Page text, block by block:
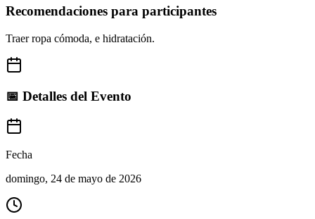
Recomendaciones para participantes
Traer ropa cómoda, e hidratación.
📅 Detalles del Evento
Fecha
domingo, 24 de mayo de 2026